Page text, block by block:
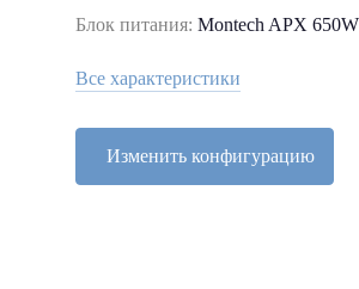
Блок питания:Montech APX 650W
Все характеристики
Изменить конфигурацию